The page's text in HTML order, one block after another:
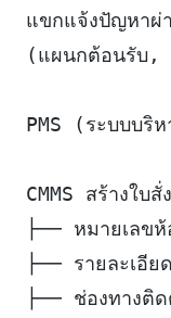
แขกแจ้งปัญหาผ่
(แผนกต้อนรับ,
PMS (ระบบบริ
CMMS สร้างใบ
├── หมายเลข
├── รายละเอี
├── ช่องทางติ